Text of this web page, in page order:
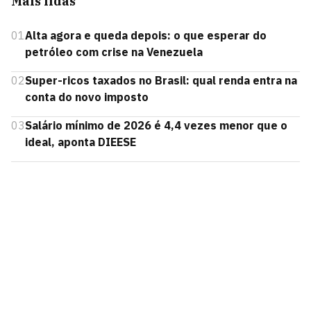
01Alta agora e queda depois: o que esperar do
petróleo com crise na Venezuela
02Super-ricos taxados no Brasil: qual renda entra na
conta do novo imposto
03Salário mínimo de 2026 é 4,4 vezes menor que o
ideal, aponta DIEESE